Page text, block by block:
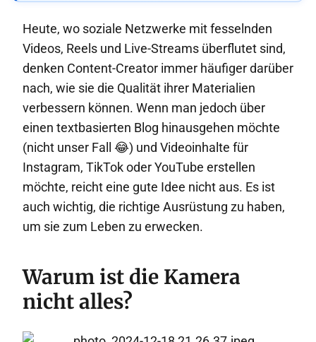
Heute, wo soziale Netzwerke mit fesselnden
Videos, Reels und Live-Streams überflutet sind,
denken Content-Creator immer häufiger darüber
nach, wie sie die Qualität ihrer Materialien
verbessern können. Wenn man jedoch über
einen textbasierten Blog hinausgehen möchte
(nicht unser Fall 😂) und Videoinhalte für
Instagram, TikTok oder YouTube erstellen
möchte, reicht eine gute Idee nicht aus. Es ist
auch wichtig, die richtige Ausrüstung zu haben,
um sie zum Leben zu erwecken.
Warum ist die Kamera
nicht alles?